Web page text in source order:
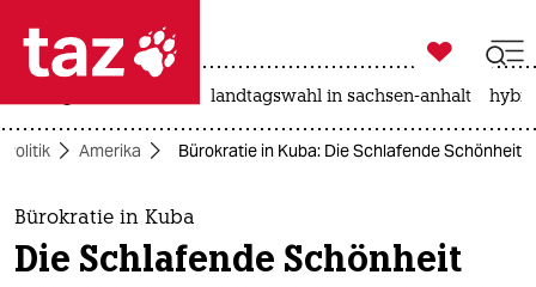
 taz zahl ich
taz zahl ich
themen
politik

taz zahl ich
landtagswahl in sachsen-anhalt
Politik Amerika Bürokratie in Kuba: Die Schlafende Schönheit
Bürokratie in Kuba
Die Schlafende Schönheit